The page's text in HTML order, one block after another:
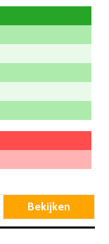
Bekijken